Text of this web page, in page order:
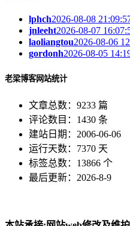
lphch2026-08-08
jnleeht2026-08-07
laoliangtou2026-08-06
gordonh2026-08-05
老梁博客网站统计
文章总数：9233 篇
评论数目：1430 条
建站日期：2006-06-06
运行天数：7370 天
标签总数：13866 个
最后更新：2026-8-9